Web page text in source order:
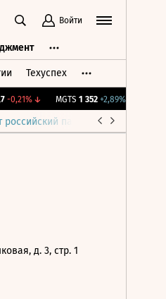
Войти
Техуспех
-0,21%↓ MGTS 1 352 +2,89%↑
парламент
д. 3, стр. 1